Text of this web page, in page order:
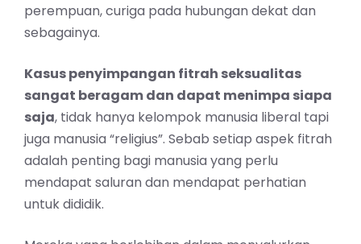
perempuan, curiga pada hubungan dekat dan
sebagainya.
Kasus penyimpangan fitrah seksualitas
sangat beragam dan dapat menimpa siapa
saja, tidak hanya kelompok manusia liberal tapi
juga manusia “religius”. Sebab setiap aspek fitrah
adalah penting bagi manusia yang perlu
mendapat saluran dan mendapat perhatian
untuk dididik.